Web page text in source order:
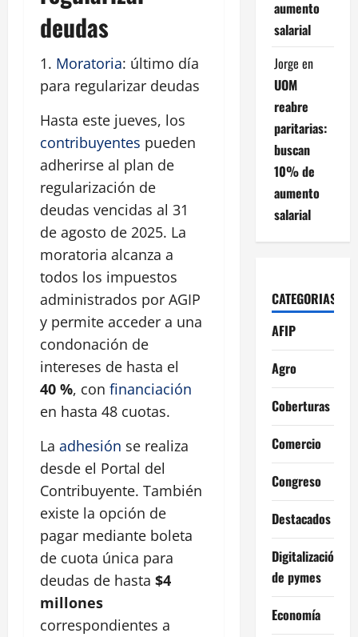
deudas
1. Moratoria: último día
para regularizar deudas
Hasta este jueves, los
contribuyentes pueden
adherirse al plan de
regularización de
deudas vencidas al 31
de agosto de 2025. La
moratoria alcanza a
todos los impuestos
administrados por AGIP
y permite acceder a una
condonación de
intereses de hasta el
40 %, con financiación
en hasta 48 cuotas.
La adhesión se realiza
desde el Portal del
Contribuyente. También
existe la opción de
pagar mediante boleta
de cuota única para
deudas de hasta $4
millones
correspondientes a
aumento
salarial
Jorge en
UOM
reabre
paritarias:
buscan
10% de
aumento
salarial
CATEGORIAS
AFIP
Agro
Coberturas
Comercio
Congreso
Destacados
Digitalización
de pymes
Economía